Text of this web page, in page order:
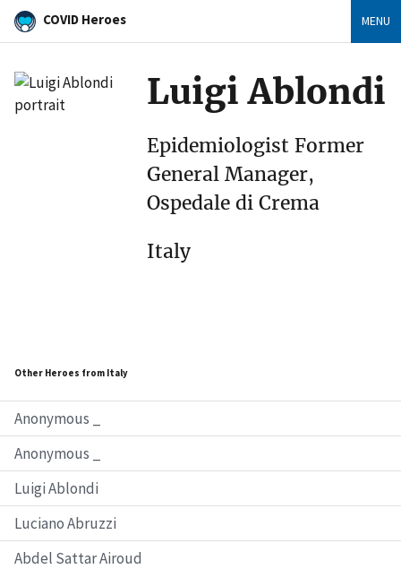
COVID Heroes MENU
Other Heroes from Italy
Anonymous _
Anonymous _
Luigi Ablondi
Luciano Abruzzi
Abdel Sattar Airoud
Luigi Ablondi
Epidemiologist Former
General Manager,
Ospedale di Crema
Italy